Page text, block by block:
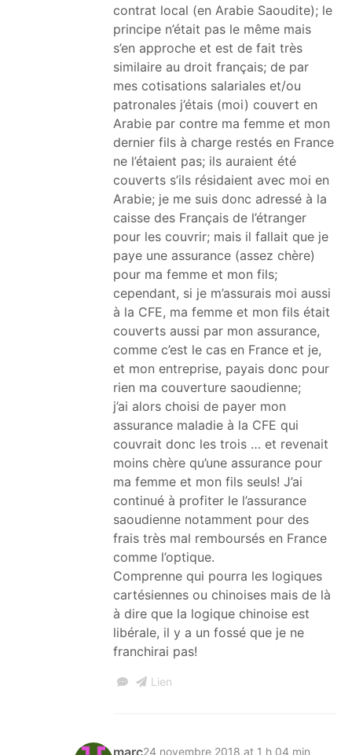
contrat local (en Arabie Saoudite); le
principe n’était pas le même mais
s’en approche et est de fait très
similaire au droit français; de par
mes cotisations salariales et/ou
patronales j’étais (moi) couvert en
Arabie par contre ma femme et mon
dernier fils à charge restés en France
ne l’étaient pas; ils auraient été
couverts s’ils résidaient avec moi en
Arabie; je me suis donc adressé à la
caisse des Français de l’étranger
pour les couvrir; mais il fallait que je
paye une assurance (assez chère)
pour ma femme et mon fils;
cependant, si je m’assurais moi aussi
à la CFE, ma femme et mon fils était
couverts aussi par mon assurance,
comme c’est le cas en France et je,
et mon entreprise, payais donc pour
rien ma couverture saoudienne;
j’ai alors choisi de payer mon
assurance maladie à la CFE qui
couvrait donc les trois … et revenait
moins chère qu’une assurance pour
ma femme et mon fils seuls! J’ai
continué à profiter le l’assurance
saoudienne notamment pour des
frais très mal remboursés en France
comme l’optique.
Comprenne qui pourra les logiques
cartésiennes ou chinoises mais de là
à dire que la logique chinoise est
libérale, il y a un fossé que je ne
franchirai pas!
Lien
marc24 novembre 2018 at 1 h 04 min